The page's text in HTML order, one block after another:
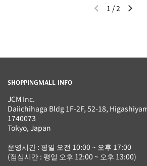
이전 슬라이드다음
1 /2
SHOPPINGMALL INFO
JCM Inc.
Daiichihaga Bldg 1F-2F, 52-18,
1740073
Tokyo, Japan
운영시간 : 평일 오전 10:00 ~ 오후 17:00
(점심시간 : 평일 오후 12:00 ~ 오후 13:00)